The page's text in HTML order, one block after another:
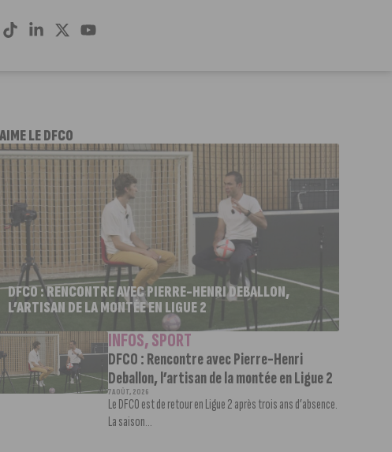
LE DFCO
DFCO : RENCONTRE AVEC PIERRE-HENRI DEBALLON,
L’ARTISAN DE LA MONTÉE EN LIGUE 2
INFOS,SPORT
DFCO : Rencontre avec Pierre-Henri
Deballon, l’artisan de la montée en Ligue 2
7 AOÛT, 2026
Le DFCO est de retour en Ligue 2 après trois ans d’absence.
La saison...